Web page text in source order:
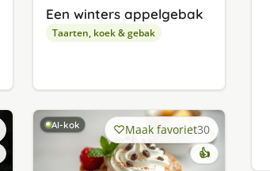
Een winters appelgebak
Taarten, koek & gebak
AI-kok Maak favoriet30
👍